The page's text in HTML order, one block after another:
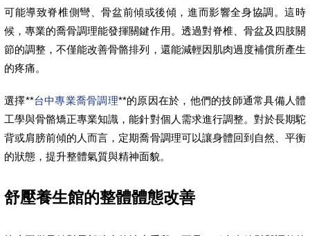
可能導致脊椎側彎、骨盆前傾或後傾，進而影響全身協調。這時
候，專業的喬骨調理能發揮關鍵作用。透過對脊椎、骨盆及四肢關
節的調整，不僅能改善骨骼排列，還能減輕因肌肉過度補償所產生
的疼痛。
選擇**台中專業喬骨調理**的原因在於，他們的技師通常具備人體
工學與骨骼矯正專業知識，能針對個人需求進行調整。對於長期駝
背或肩膀前傾的人而言，定期喬骨調理可以讓身體回到自然、平衡
的狀態，提升整體氣質與精神面貌。
舒壓養生館的整體體態改善